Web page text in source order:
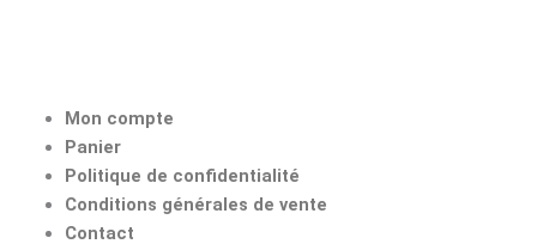
Mon compte
Panier
Politique de confidentialité
Conditions générales de vente
Contact